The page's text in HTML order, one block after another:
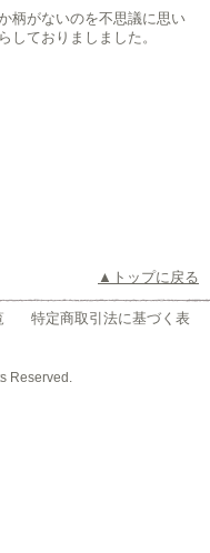
柄がないのを不思議に思い
しておりましました。
▲トップに戻る
特定商取引法に基づく表
Reserved.